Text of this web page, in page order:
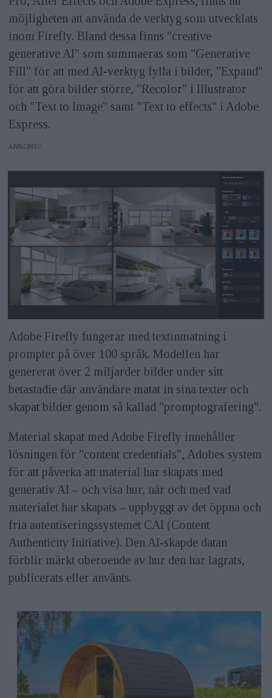
möjligheten att använda de verktyg som utvecklats
inom Firefly. Bland dessa finns "creative
generative AI" som summaeras som "Generative
Fill" för att med AI-verktyg fylla i bilder, "Expand"
för att göra bilder större, "Recolor" i Illustrator
och "Text to Image" samt "Text to effects" i Adobe
Express.
ANNONS
Adobe Firefly fungerar med textinmatning i
prompter på över 100 språk. Modellen har
genererat över 2 miljarder bilder under sitt
betastadie där användare matat in sina texter och
skapat bilder genom så kallad "promptografering".
Material skapat med Adobe Firefly innehåller
lösningen för "content credentials", Adobes system
för att påverka att material har skapats med
generativ AI – och visa hur, när och med vad
materialet har skapats – uppbyggt av det öppna och
fria autentiseringssystemet CAI (Content
Authenticity Initiative). Den AI-skapde datan
förblir märkt oberoende av hur den har lagrats,
publicerats eller använts.